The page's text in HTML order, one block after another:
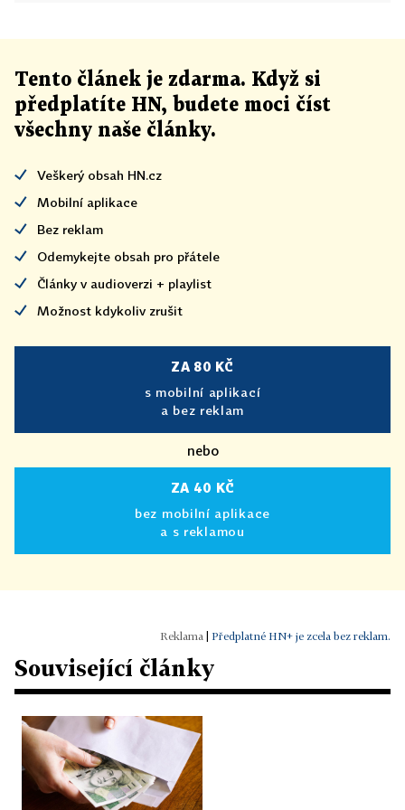
Tento článek je zdarma. Když si
předplatíte HN, budete moci číst
všechny naše články.
Veškerý obsah HN.cz
Mobilní aplikace
Bez reklam
Odemykejte obsah pro přátele
Články v audioverzi + playlist
Možnost kdykoliv zrušit
ZA 80 KČ
s mobilní aplikací
a bez reklam
nebo
ZA 40 KČ
bez mobilní aplikace
a s reklamou
| Předplatné HN+ je zcela bez reklam.
Související články